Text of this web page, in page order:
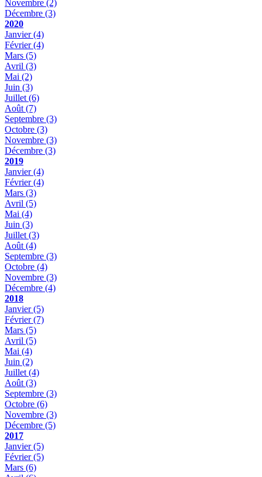
Novembre (2)
Décembre (3)
2020
Janvier(4)
Février(4)
Mars (5)
Avril (3)
Mai (2)
Juin (3)
Juillet (6)
Août (7)
Septembre (3)
Octobre (3)
Novembre (3)
Décembre (3)
2019
Janvier(4)
Février(4)
Mars (3)
Avril (5)
Mai (4)
Juin (3)
Juillet (3)
Août (4)
Septembre (3)
Octobre (4)
Novembre (3)
Décembre (4)
2018
Janvier(5)
Février(7)
Mars (5)
Avril (5)
Mai (4)
Juin (2)
Juillet (4)
Août (3)
Septembre (3)
Octobre (6)
Novembre (3)
Décembre (5)
2017
Janvier(5)
Février(5)
Mars (6)